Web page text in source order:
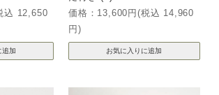
込 12,650
価格：13,600円(税込 14,960
円)